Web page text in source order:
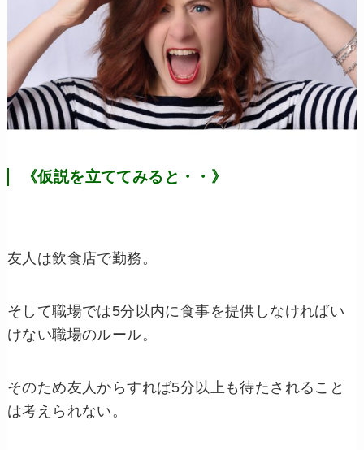
《仮説を立ててみると・・》
友人は飲食店で勤務。
そして職場では5分以内に食事を提供しなければい
けない職場のルール。
そのため友人からすれば5分以上も待たされること
は考えられない。